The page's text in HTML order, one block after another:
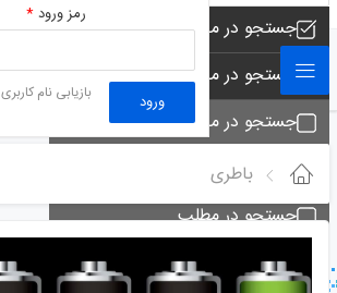
رمز ورود*
ورود بازیابی نام کاربری
جستجو در مجموعه های فروشگاه
جستجو در محصولات فروشگاه
جستجو در مجموعه ها
جستجو - تماس ها
جستجو در مطلب
جستجو در خبر خوان
باطری